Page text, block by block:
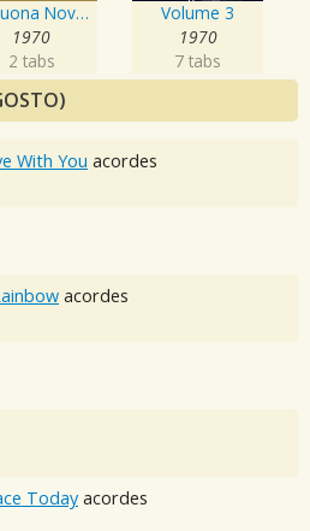
La Buona Novella
1970
2 tabs
Volume 3
1970
7 tabs
With You acordes
acordes
Today acordes